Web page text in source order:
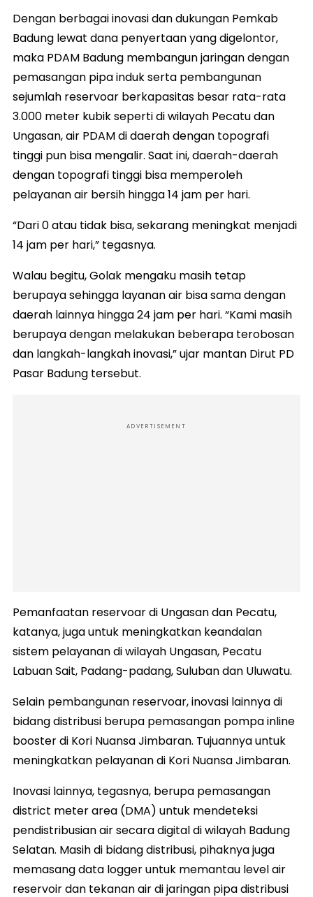
Dengan berbagai inovasi dan dukungan Pemkab
Badung lewat dana penyertaan yang digelontor,
maka PDAM Badung membangun jaringan dengan
pemasangan pipa induk serta pembangunan
sejumlah reservoar berkapasitas besar rata-rata
3.000 meter kubik seperti di wilayah Pecatu dan
Ungasan, air PDAM di daerah dengan topografi
tinggi pun bisa mengalir. Saat ini, daerah-daerah
dengan topografi tinggi bisa memperoleh
pelayanan air bersih hingga 14 jam per hari.
“Dari 0 atau tidak bisa, sekarang meningkat menjadi
14 jam per hari,” tegasnya.
Walau begitu, Golak mengaku masih tetap
berupaya sehingga layanan air bisa sama dengan
daerah lainnya hingga 24 jam per hari. “Kami masih
berupaya dengan melakukan beberapa terobosan
dan langkah-langkah inovasi,” ujar mantan Dirut PD
Pasar Badung tersebut.
ADVERTISEMENT
Pemanfaatan reservoar di Ungasan dan Pecatu,
katanya, juga untuk meningkatkan keandalan
sistem pelayanan di wilayah Ungasan, Pecatu
Labuan Sait, Padang-padang, Suluban dan Uluwatu.
Selain pembangunan reservoar, inovasi lainnya di
bidang distribusi berupa pemasangan pompa inline
booster di Kori Nuansa Jimbaran. Tujuannya untuk
meningkatkan pelayanan di Kori Nuansa Jimbaran.
Inovasi lainnya, tegasnya, berupa pemasangan
district meter area (DMA) untuk mendeteksi
pendistribusian air secara digital di wilayah Badung
Selatan. Masih di bidang distribusi, pihaknya juga
memasang data logger untuk memantau level air
reservoir dan tekanan air di jaringan pipa distribusi